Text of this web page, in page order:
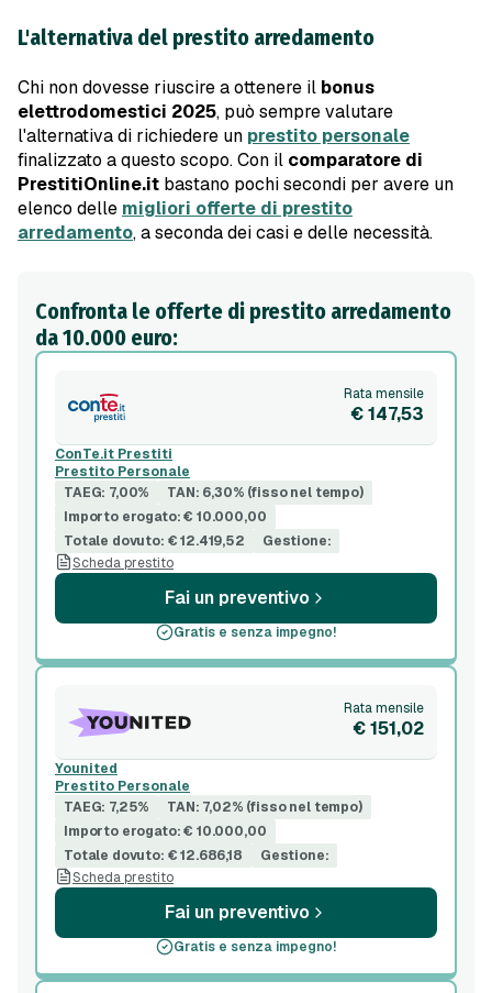
L'alternativa del prestito arredamento
Chi non dovesse riuscire a ottenere il bonus
elettrodomestici 2025, può sempre valutare
l'alternativa di richiedere un prestito personale
finalizzato a questo scopo. Con il comparatore di
PrestitiOnline.it bastano pochi secondi per avere un
elenco delle migliori offerte di prestito
arredamento, a seconda dei casi e delle necessità.
Confronta le offerte di prestito arredamento
da 10.000 euro:
Rata mensile
€ 147,53
ConTe.it Prestiti
Prestito Personale
TAEG: 7,00%
TAN: 6,30% (fisso nel tempo)
Importo erogato: € 10.000,00
Totale dovuto: € 12.419,52
Gestione:
Scheda prestito
Fai un preventivo
Gratis e senza impegno!
Rata mensile
€ 151,02
Younited
Prestito Personale
TAEG: 7,25%
TAN: 7,02% (fisso nel tempo)
Importo erogato: € 10.000,00
Totale dovuto: € 12.686,18
Gestione:
Scheda prestito
Fai un preventivo
Gratis e senza impegno!